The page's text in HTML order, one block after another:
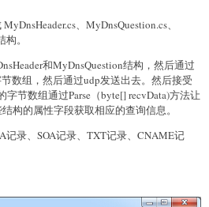
、MyDnsQuestion.cs、
。
和MyDnsQuestion结构，然后通过
数组，然后通过udp发送出去。然后接受
节数组通过Parse（byte[] recvData)方法让
构的属性字段获取相应的查询信息。
录、SOA记录、TXT记录、CNAME记